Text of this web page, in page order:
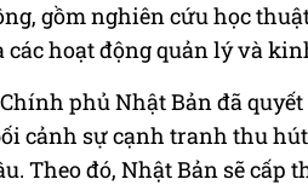
gồm nghiên cứu học
các hoạt động quản lý và
phủ Nhật Bản đã
cảnh sự cạnh tranh thu hút
Theo đó, Nhật Bản sẽ